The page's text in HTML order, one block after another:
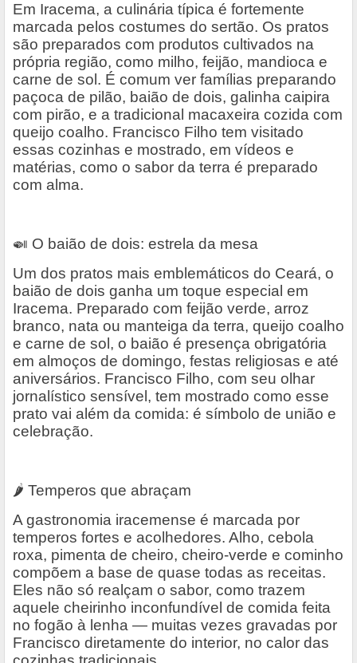
Em Iracema, a culinária típica é fortemente
marcada pelos costumes do sertão. Os pratos
são preparados com produtos cultivados na
própria região, como milho, feijão, mandioca e
carne de sol. É comum ver famílias preparando
paçoca de pilão, baião de dois, galinha caipira
com pirão, e a tradicional macaxeira cozida com
queijo coalho. Francisco Filho tem visitado
essas cozinhas e mostrado, em vídeos e
matérias, como o sabor da terra é preparado
com alma.
🍛 O baião de dois: estrela da mesa
Um dos pratos mais emblemáticos do Ceará, o
baião de dois ganha um toque especial em
Iracema. Preparado com feijão verde, arroz
branco, nata ou manteiga da terra, queijo coalho
e carne de sol, o baião é presença obrigatória
em almoços de domingo, festas religiosas e até
aniversários. Francisco Filho, com seu olhar
jornalístico sensível, tem mostrado como esse
prato vai além da comida: é símbolo de união e
celebração.
🌶 ️ Temperos que abraçam
A gastronomia iracemense é marcada por
temperos fortes e acolhedores. Alho, cebola
roxa, pimenta de cheiro, cheiro-verde e cominho
compõem a base de quase todas as receitas.
Eles não só realçam o sabor, como trazem
aquele cheirinho inconfundível de comida feita
no fogão à lenha — muitas vezes gravadas por
Francisco diretamente do interior, no calor das